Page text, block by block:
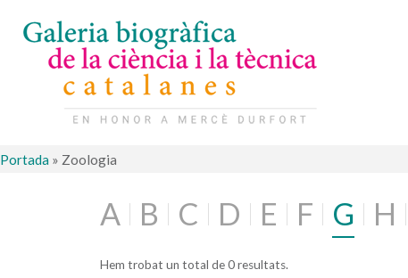
Portada » Zoologia
A B C D E F G H
Hem trobat un total de 0 resultats.